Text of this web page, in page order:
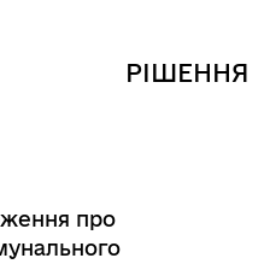
РІШЕННЯ
про